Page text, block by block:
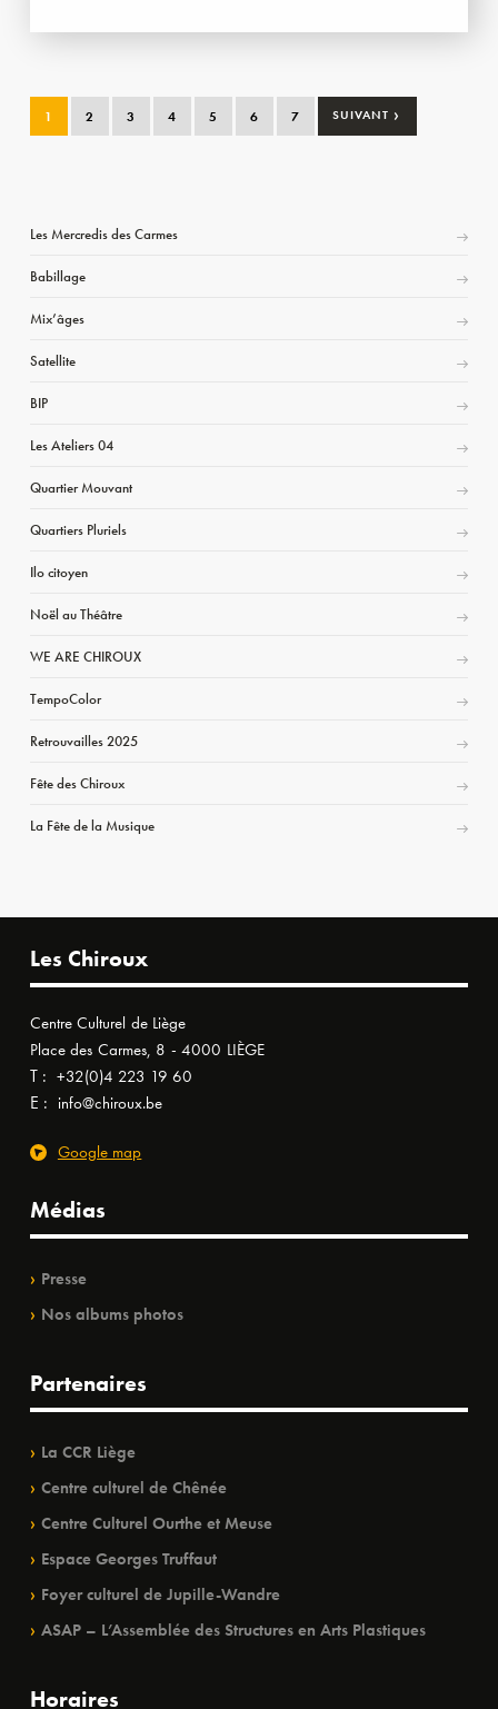
1 2 3 4 5 6 7 SUIVANT ›
Les Mercredis des Carmes
Babillage
Mix’âges
Satellite
BIP
Les Ateliers 04
Quartier Mouvant
Quartiers Pluriels
Ilo citoyen
Noël au Théâtre
WE ARE CHIROUX
TempoColor
Retrouvailles 2025
Fête des Chiroux
La Fête de la Musique
Les Chiroux
Centre Culturel de Liège
Place des Carmes, 8 - 4000 LIÈGE
T : +32(0)4 223 19 60
E : info@chiroux.be
Google map
Médias
Presse
Nos albums photos
Partenaires
La CCR Liège
Centre culturel de Chênée
Centre Culturel Ourthe et Meuse
Espace Georges Truffaut
Foyer culturel de Jupille-Wandre
ASAP – L’Assemblée des Structures en Arts Plastiques
Horaires